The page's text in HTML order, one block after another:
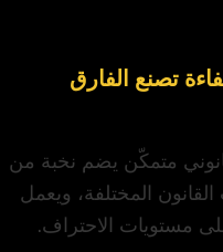
تصنع الفارق
متمكّن يضم نخبة من
المختلفة، ويعمل
مستويات الاحتراف.